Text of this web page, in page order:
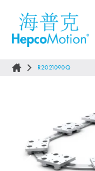
R2021090Q